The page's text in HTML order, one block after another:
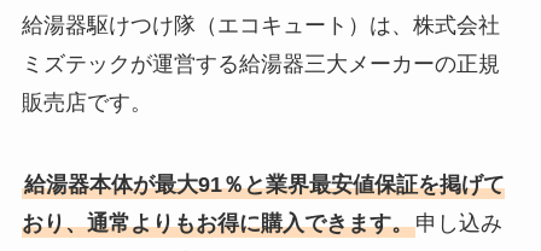
給湯器駆けつけ隊（エコキュート）は、株式会社
ミズテックが運営する給湯器三大メーカーの正規
販売店です。
給湯器本体が最大91％と業界最安値保証を掲げて
おり、通常よりもお得に購入できます。申し込み